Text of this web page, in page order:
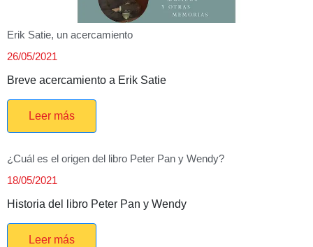
Erik Satie, un acercamiento
26/05/2021
Breve acercamiento a Erik Satie
Leer más
¿Cuál es el origen del libro Peter Pan y Wendy?
18/05/2021
Historia del libro Peter Pan y Wendy
Leer más